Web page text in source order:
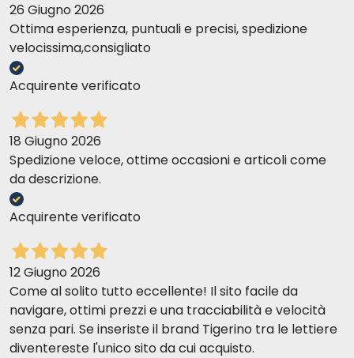
26 Giugno 2026
Ottima esperienza, puntuali e precisi, spedizione
velocissima,consigliato
Acquirente verificato
18 Giugno 2026
Spedizione veloce, ottime occasioni e articoli come
da descrizione.
Acquirente verificato
12 Giugno 2026
Come al solito tutto eccellente! Il sito facile da
navigare, ottimi prezzi e una tracciabilità e velocità
senza pari. Se inseriste il brand Tigerino tra le lettiere
diventereste l'unico sito da cui acquisto.